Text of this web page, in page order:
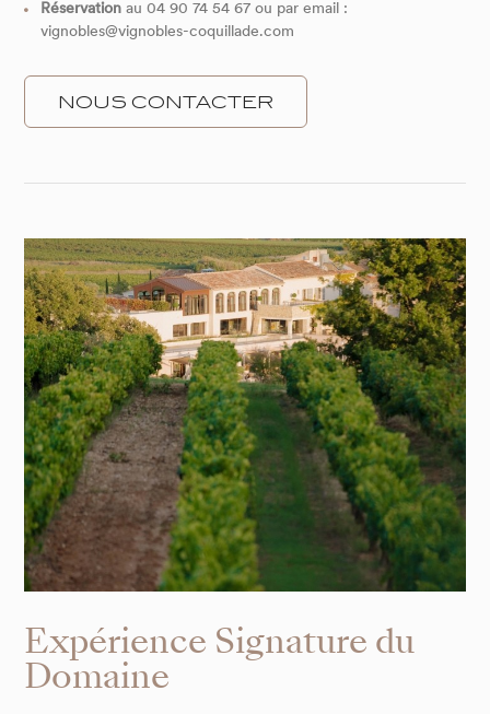
Réservationau 04 90 74 54 67 ou par email :
vignobles@vignobles-coquillade.com
NOUS CONTACTER
Expérience Signature du
Domaine